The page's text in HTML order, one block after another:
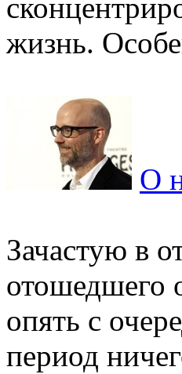
жизнь.
О
Зачастую в
отошедшего
опять с
период